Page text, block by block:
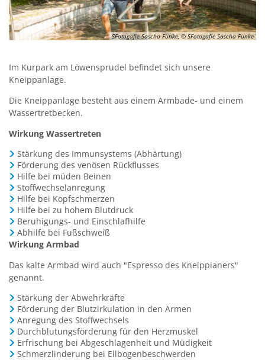
Kirchen
Schulen
Vorteile für Ehrenamts-Card Inhaber
SFotogafie Sascha Funke, © SFotogafie Sascha Funke
Im Kurpark am Löwensprudel befindet sich unsere
Kneippanlage.
Die Kneippanlage besteht aus einem Armbade- und einem
Wassertretbecken.
Wirkung Wassertreten
Stärkung des Immunsystems (Abhärtung)
Förderung des venösen Rückflusses
Hilfe bei müden Beinen
Stoffwechselanregung
Hilfe bei Kopfschmerzen
Hilfe bei zu hohem Blutdruck
Beruhigungs- und Einschlafhilfe
Abhilfe bei Fußschweiß
Wirkung Armbad
Das kalte Armbad wird auch "Espresso des Kneippianers"
genannt.
Stärkung der Abwehrkräfte
Förderung der Blutzirkulation in den Armen
Anregung des Stoffwechsels
Durchblutungsförderung für den Herzmuskel
Erfrischung bei Abgeschlagenheit und Müdigkeit
Schmerzlinderung bei Ellbogenbeschwerden